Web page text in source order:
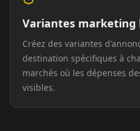
Variantes marketing
Créez des variantes
destination spécifiques à
marchés où les dépenses
visibles.